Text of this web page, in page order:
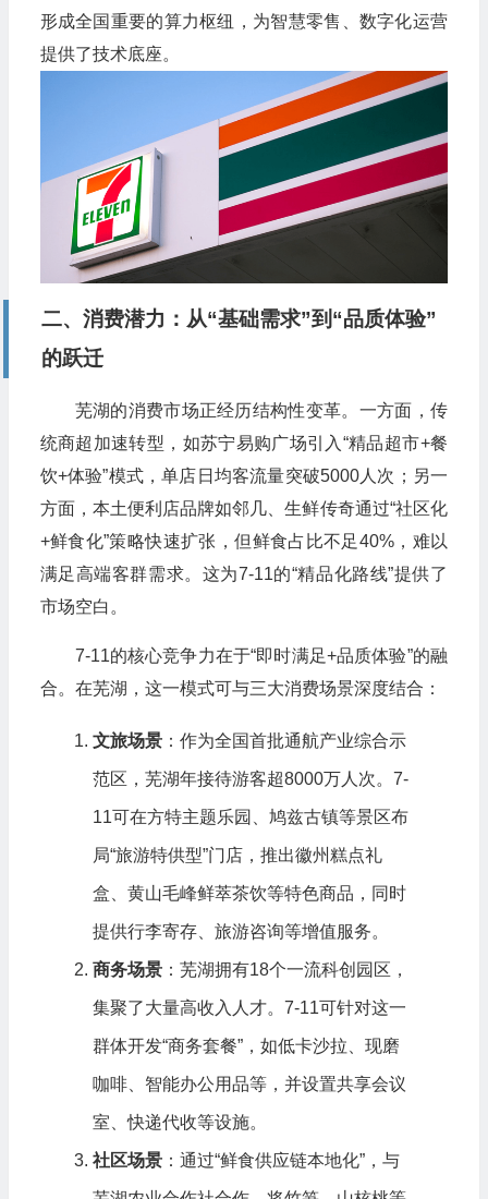
形成全国重要的算力枢纽，为智慧零售、数字化运营
提供了技术底座。
二、消费潜力：从“基础需求”到“品质体验”
的跃迁
芜湖的消费市场正经历结构性变革。一方面，传
统商超加速转型，如苏宁易购广场引入“精品超市+餐
饮+体验”模式，单店日均客流量突破5000人次；另一
方面，本土便利店品牌如邻几、生鲜传奇通过“社区化
+鲜食化”策略快速扩张，但鲜食占比不足40%，难以
满足高端客群需求。这为7-11的“精品化路线”提供了
市场空白。
7-11的核心竞争力在于“即时满足+品质体验”的融
合。在芜湖，这一模式可与三大消费场景深度结合：
文旅场景：作为全国首批通航产业综合示
范区，芜湖年接待游客超8000万人次。7-
11可在方特主题乐园、鸠兹古镇等景区布
局“旅游特供型”门店，推出徽州糕点礼
盒、黄山毛峰鲜萃茶饮等特色商品，同时
提供行李寄存、旅游咨询等增值服务。
商务场景：芜湖拥有18个一流科创园区，
集聚了大量高收入人才。7-11可针对这一
群体开发“商务套餐”，如低卡沙拉、现磨
咖啡、智能办公用品等，并设置共享会议
室、快递代收等设施。
社区场景：通过“鲜食供应链本地化”，与